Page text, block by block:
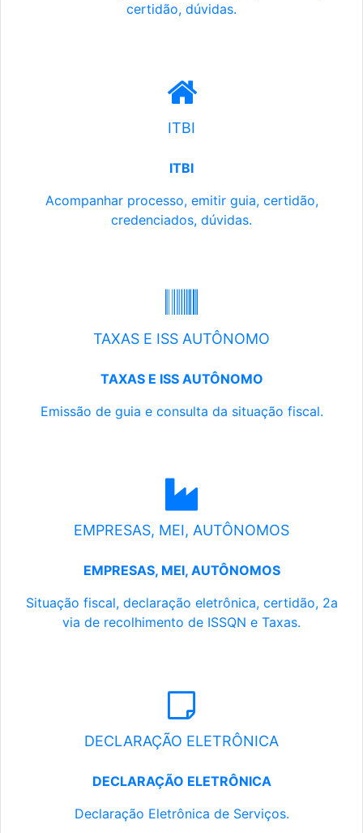
certidão, dúvidas.
ITBI
ITBI
Acompanhar processo, emitir guia, certidão,
credenciados, dúvidas.
TAXAS E ISS AUTÔNOMO
TAXAS E ISS AUTÔNOMO
Emissão de guia e consulta da situação fiscal.
EMPRESAS, MEI, AUTÔNOMOS
EMPRESAS, MEI, AUTÔNOMOS
Situação fiscal, declaração eletrônica, certidão, 2a
via de recolhimento de ISSQN e Taxas.
DECLARAÇÃO ELETRÔNICA
DECLARAÇÃO ELETRÔNICA
Declaração Eletrônica de Serviços.